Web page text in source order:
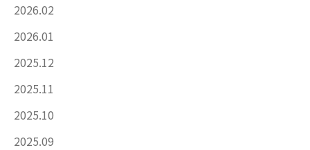
2026.02
2026.01
2025.12
2025.11
2025.10
2025.09